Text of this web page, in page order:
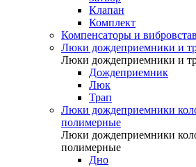
Клапан
Комплект
Компенсаторы и
Люки дождеприемники и
Люки дождеприемники и
Дождеприемник
Люк
Трап
Люки дождеприемники
полимерные
Люки дождеприемники
полимерные
Дно